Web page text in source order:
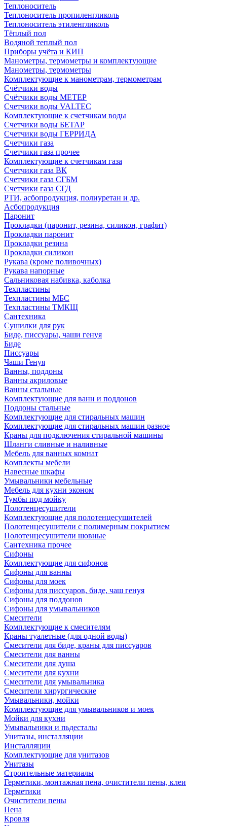
Теплоноситель
Теплоноситель пропиленгликоль
Теплоноситель этиленгликоль
Тёплый пол
Водяной теплый пол
Приборы учёта и КИП
Манометры, термометры и комплектующие
Манометры, термометры
Комплектующие к манометрам, термометрам
Счётчики воды
Счётчики воды МЕТЕР
Счетчики воды VALTEC
Комплектующие к счетчикам воды
Счетчики воды БЕТАР
Счетчики воды ГЕРРИДА
Счетчики газа
Счетчики газа прочее
Комплектующие к счетчикам газа
Счетчики газа ВК
Счетчики газа СГБМ
Счетчики газа СГД
РТИ, асбопродукция, полиуретан и др.
Асбопродукция
Паронит
Прокладки (паронит, резина, силикон, графит)
Прокладки паронит
Прокладки резина
Прокладки силикон
Рукава (кроме поливочных)
Рукава напорные
Сальниковая набивка, каболка
Техпластины
Техпластины МБС
Техпластины ТМКЩ
Сантехника
Сушилки для рук
Биде, писсуары, чаши генуя
Биде
Писсуары
Чаши Генуя
Ванны, поддоны
Ванны акриловые
Ванны стальные
Комплектующие для ванн и поддонов
Поддоны стальные
Комплектующие для стиральных машин
Комплектующие для стиральных машин разное
Краны для подключения стиральной машины
Шланги сливные и наливные
Мебель для ванных комнат
Комплекты мебели
Навесные шкафы
Умывальники мебельные
Мебель для кухни эконом
Тумбы под мойку
Полотенцесушители
Комплектующие для полотенцесушителей
Полотенцесушители с полимерным покрытием
Полотенцесушители шовные
Сантехника прочее
Сифоны
Комплектующие для сифонов
Сифоны для ванны
Сифоны для моек
Сифоны для писсуаров, биде, чаш генуя
Сифоны для поддонов
Сифоны для умывальников
Смесители
Комплектующие к смесителям
Краны туалетные (для одной воды)
Смесители для биде, краны для писсуаров
Смесители для ванны
Смесители для душа
Смесители для кухни
Смесители для умывальника
Смесители хирургические
Умывальники, мойки
Комплектующие для умывальников и моек
Мойки для кухни
Умывальники и пьдесталы
Унитазы, инсталляции
Инсталляции
Комплектующие для унитазов
Унитазы
Строительные материалы
Герметики, монтажная пена, очистители пены, клеи
Герметики
Очистители пены
Пена
Кровля